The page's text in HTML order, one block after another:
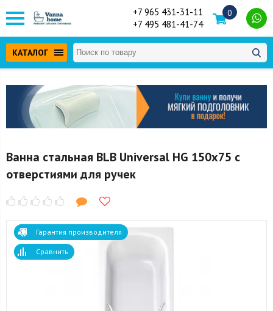
+7 965 431-31-11
+7 495 481-41-74
0
КАТАЛОГ
Ванна стальная BLB Universal HG 150x75 с
отверстиями для ручек
Гарантия производителя
Сравнить